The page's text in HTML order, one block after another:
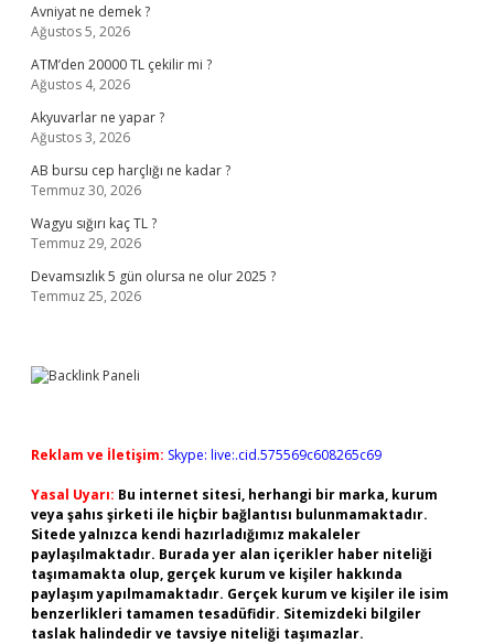
Avniyat ne demek ?
Ağustos 5, 2026
ATM’den 20000 TL çekilir mi ?
Ağustos 4, 2026
Akyuvarlar ne yapar ?
Ağustos 3, 2026
AB bursu cep harçlığı ne kadar ?
Temmuz 30, 2026
Wagyu sığırı kaç TL ?
Temmuz 29, 2026
Devamsızlık 5 gün olursa ne olur 2025 ?
Temmuz 25, 2026
Reklam ve İletişim: Skype: live:.cid.575569c608265c69
Yasal Uyarı: Bu internet sitesi, herhangi bir marka, kurum
veya şahıs şirketi ile hiçbir bağlantısı bulunmamaktadır.
Sitede yalnızca kendi hazırladığımız makaleler
paylaşılmaktadır. Burada yer alan içerikler haber niteliği
taşımamakta olup, gerçek kurum ve kişiler hakkında
paylaşım yapılmamaktadır. Gerçek kurum ve kişiler ile isim
benzerlikleri tamamen tesadüfidir. Sitemizdeki bilgiler
taslak halindedir ve tavsiye niteliği taşımazlar.